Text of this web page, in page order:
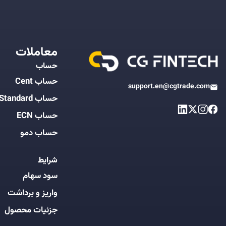
support.en@cgtrade.com
معاملات
حساب
حساب Cent
حساب Standard
حساب ECN
حساب دمو
شرایط
سود سهام
واریز و برداشت
جزئیات محصول